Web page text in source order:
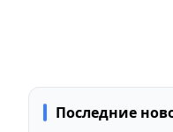
Последние